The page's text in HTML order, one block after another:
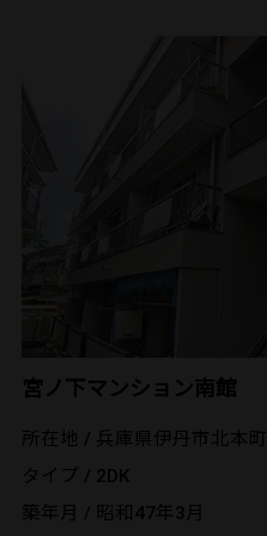
宮ノ下マンション南館
所在地 / 兵庫県伊丹市北本町
タイプ / 2DK
築年月 / 昭和47年3月